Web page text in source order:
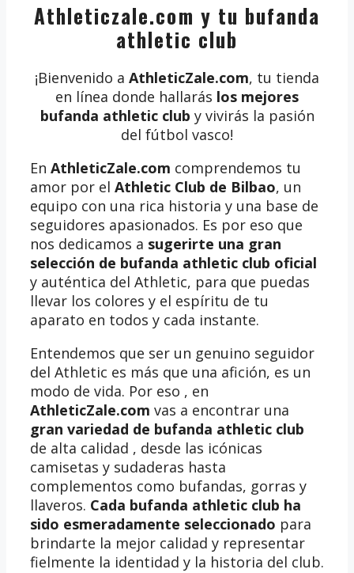
Athleticzale.com y tu bufanda
athletic club
¡Bienvenido a AthleticZale.com, tu tienda
en línea donde hallarás los mejores
bufanda athletic club y vivirás la pasión
del fútbol vasco!
En AthleticZale.com comprendemos tu
amor por el Athletic Club de Bilbao, un
equipo con una rica historia y una base de
seguidores apasionados. Es por eso que
nos dedicamos a sugerirte una gran
selección de bufanda athletic club oficial
y auténtica del Athletic, para que puedas
llevar los colores y el espíritu de tu
aparato en todos y cada instante.
Entendemos que ser un genuino seguidor
del Athletic es más que una afición, es un
modo de vida. Por eso , en
AthleticZale.com vas a encontrar una
gran variedad de bufanda athletic club
de alta calidad , desde las icónicas
camisetas y sudaderas hasta
complementos como bufandas, gorras y
llaveros. Cada bufanda athletic club ha
sido esmeradamente seleccionado para
brindarte la mejor calidad y representar
fielmente la identidad y la historia del club.